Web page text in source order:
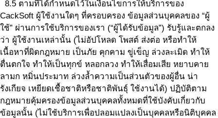
8.5 ตามที่ได้กำหนดไว้ในเงื่อนไขการให้บริการของ
CackSoft ผู้ใช้งานใดๆ ที่ครอบครอง ข้อมูลส่วนบุคคลของ “ผู้
ใช้” ผ่านการใช้บริการของเรา (“ผู้ได้รับข้อมูล”) รับรู้และตกลง
ว่า ผู้ใช้งานเหล่านั้น (ไม่อัปโหลด โพสต์ ส่งต่อ หรือทำให้
เนื้อหาที่ผิดกฎหมาย เป็นภัย คุกคาม ขู่เข็ญ ล่วงละเมิด ทำให้
ตื่นตกใจ ทำให้เป็นทุกข์ หลอกลวง ทำให้เสื่อมเสีย หยาบคาย
ลามก หมิ่นประมาท ล่วงล้ำความเป็นส่วนตัวของผู้อื่น น่า
รังเกียจ เหยียดเชื้อชาติหรือชาติพันธุ์ ใช้งานได้) ปฏิบัติตาม
กฎหมายคุ้มครองข้อมูลส่วนบุคคลทั้งหมดที่ใช้บังคับเกี่ยวกับ
ข้อมูลนั้น (ไม่ใช้บริการเพื่อปลอมแปลงเป็นบุคคลหรือนิติบุคคล